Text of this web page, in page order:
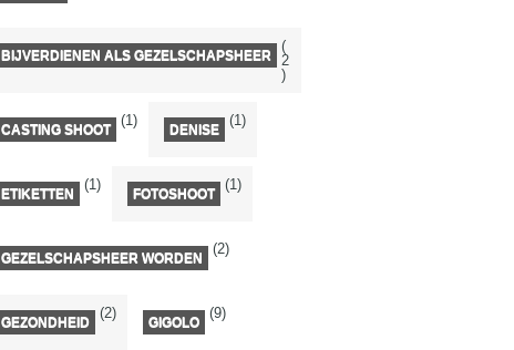
BIJVERDIENEN ALS GEZELSCHAPSHEER
(
2
)
CASTING SHOOT
(1)
DENISE
(1)
ETIKETTEN
(1)
FOTOSHOOT
(1)
GEZELSCHAPSHEER WORDEN
(2)
GEZONDHEID
(2)
GIGOLO
(9)